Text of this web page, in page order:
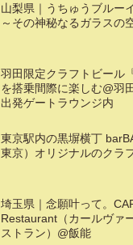
山梨県｜うちゅうブルー
～その神秘なるガラスの
羽田限定クラフトビール
を搭乗間際に楽しむ@羽
出発ゲートラウンジ内
東京駅内の黒塀横丁
東京）オリジナルのクラ
埼玉県｜念願叶って。
Restaurant（カールヴァ
ストラン）@飯能